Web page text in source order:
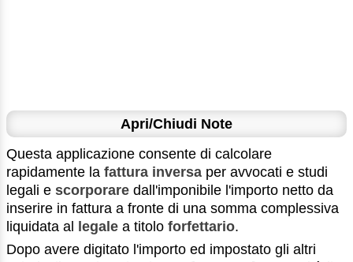
Apri/Chiudi Note
Questa applicazione consente di calcolare
rapidamente la fattura inversa per avvocati e studi
legali e scorporare dall'imponibile l'importo netto da
inserire in fattura a fronte di una somma complessiva
liquidata al
legale a titolo forfettario.
Dopo avere digitato l'importo ed impostato gli altri